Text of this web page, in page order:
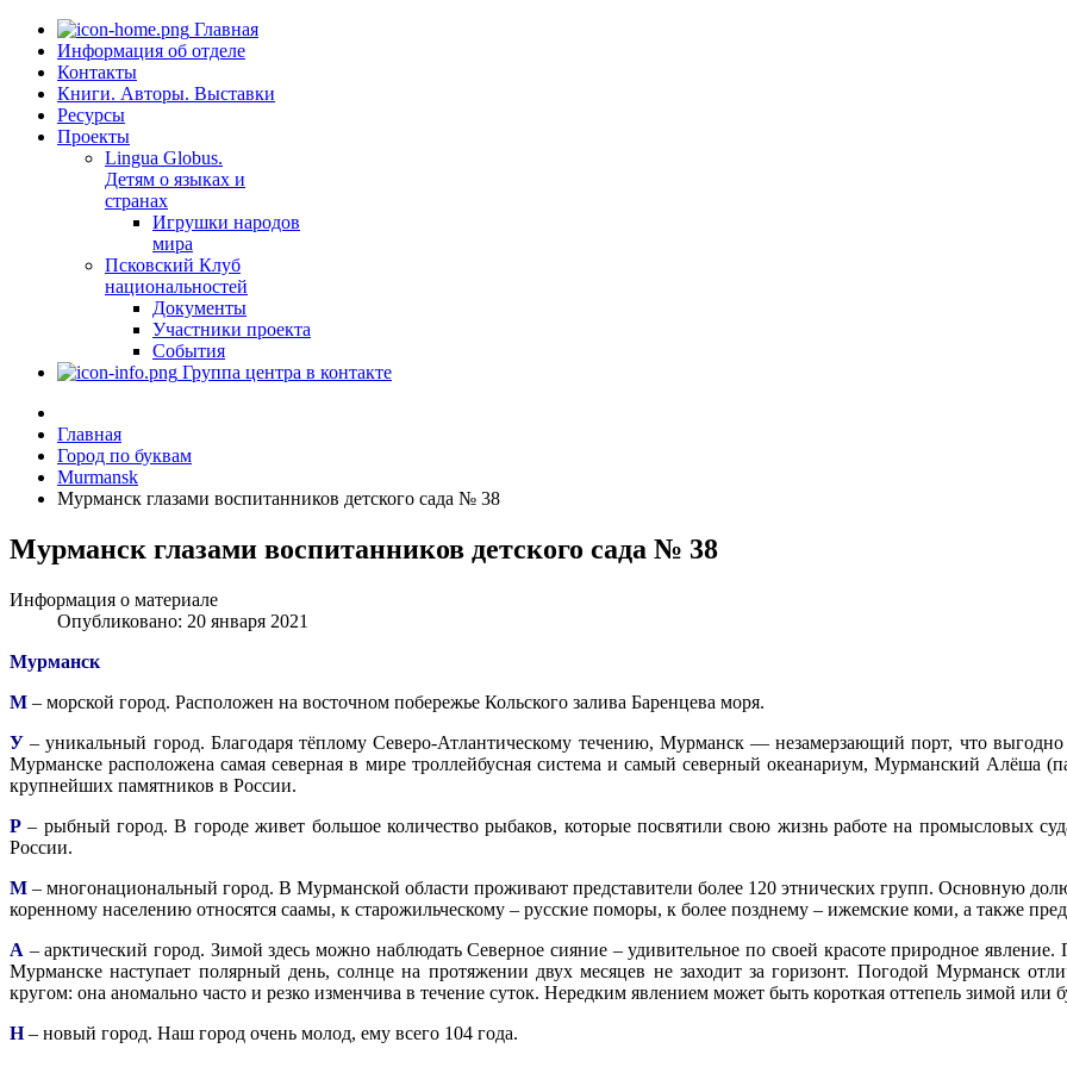
Главная
Информация об отделе
Контакты
Книги. Авторы. Выставки
Ресурсы
Проекты
Lingua Globus.
Детям о языках и
странах
Игрушки народов
мира
Псковский Клуб
национальностей
Документы
Участники проекта
События
Группа центра в контакте
Главная
Город по буквам
Murmansk
Мурманск глазами воспитанников детского сада № 38
Мурманск глазами воспитанников детского сада № 38
Информация о материале
Опубликовано: 20 января 2021
Мурманск
М – морской город. Расположен на восточном побережье Кольского залива Баренцева моря.
У – уникальный город. Благодаря тёплому Северо-Атлантическому течению, Мурманск — незамерзающий порт, что
Мурманске расположена самая северная в мире троллейбусная система и самый северный океанариум, Мурманский Алёша
крупнейших памятников в России.
Р – рыбный город. В городе живет большое количество рыбаков, которые посвятили свою жизнь работе на промысловых
России.
М – многонациональный город. В Мурманской области проживают представители более 120 этнических групп. Основную
коренному населению относятся саамы, к старожильческому – русские поморы, к более позднему – ижемские коми, а также
А – арктический город. Зимой здесь можно наблюдать Северное сияние – удивительное по своей красоте природное
Мурманске наступает полярный день, солнце на протяжении двух месяцев не заходит за горизонт. Погодой Мурманск
кругом: она аномально часто и резко изменчива в течение суток. Нередким явлением может быть короткая оттепель зимой или
Н– новый город. Наш город очень молод, ему всего 104 года.